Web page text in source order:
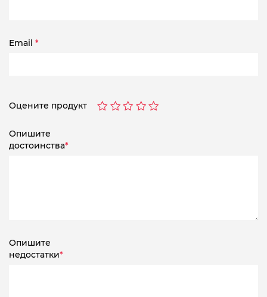
Email *
Оцените продукт
Опишите
достоинства*
Опишите
недостатки*